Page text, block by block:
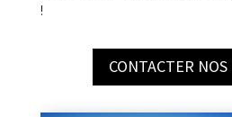
!
CONTACTER NOS